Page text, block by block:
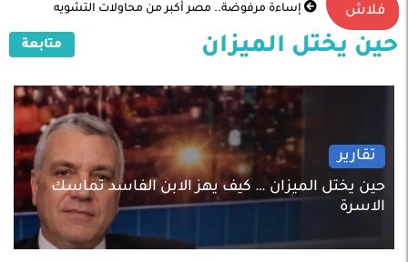
فلاش إساءة مرفوضة.. مصر أكبر من محاولات التشويه
حين يختل الميزان متابعة
تقارير
حين يختل الميزان … كيف يهز الابن الفاسد تماسك
الاسرة